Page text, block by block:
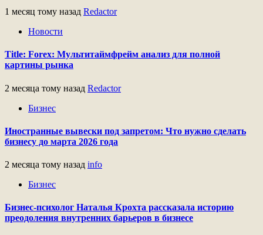
1 месяц тому назад Redactor
Новости
Title: Forex: Мультитаймфрейм анализ для полной
картины рынка
2 месяца тому назад Redactor
Бизнес
Иностранные вывески под запретом: Что нужно сделать
бизнесу до марта 2026 года
2 месяца тому назад info
Бизнес
Бизнес-психолог Наталья Крохта рассказала историю
преодоления внутренних барьеров в бизнесе